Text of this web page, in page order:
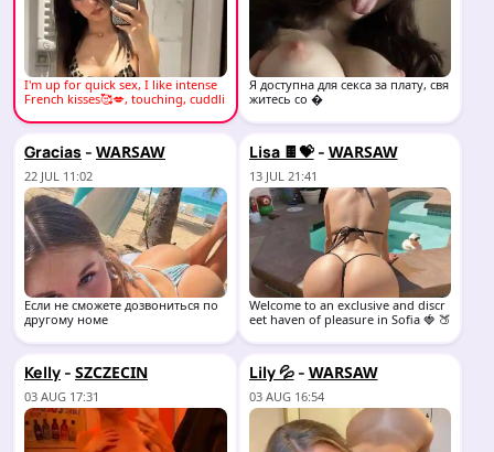
I'm up for quick sex, I like intense
French kisses🥰💋, touching, cuddli
Я доступна для секса за плату, свя
житесь со �
Gracias - WARSAW
22 JUL 11:02
Если не сможете дозвониться по
другому номе
Lisa 🍫💝- WARSAW
13 JUL 21:41
Welcome to an exclusive and discr
eet haven of pleasure in Sofia 🍓 🍑
Kelly - SZCZECIN
03 AUG 17:31
Lily 💦- WARSAW
03 AUG 16:54